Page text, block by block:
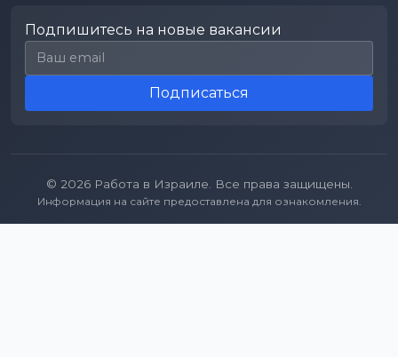
Подпишитесь на новые вакансии
Email для подписки
Подписаться
© 2026 Работа в Израиле. Все права защищены.
Информация на сайте предоставлена для ознакомления.